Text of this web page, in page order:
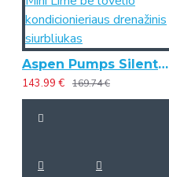
Aspen Pumps Silent+ Mini Lime be lovelio kondicionieriaus drenažinis siurbliukas
143.99 € 169.74 €